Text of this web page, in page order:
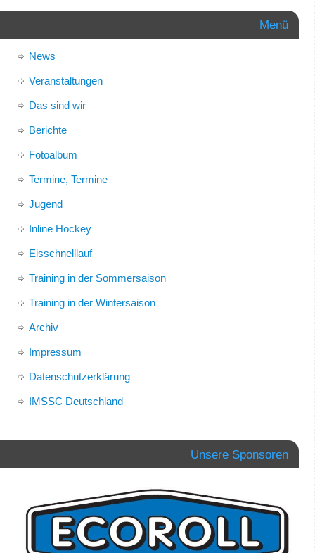
Menü
News
Veranstaltungen
Das sind wir
Berichte
Fotoalbum
Termine, Termine
Jugend
Inline Hockey
Eisschnelllauf
Training in der Sommersaison
Training in der Wintersaison
Archiv
Impressum
Datenschutzerklärung
IMSSC Deutschland
Unsere Sponsoren